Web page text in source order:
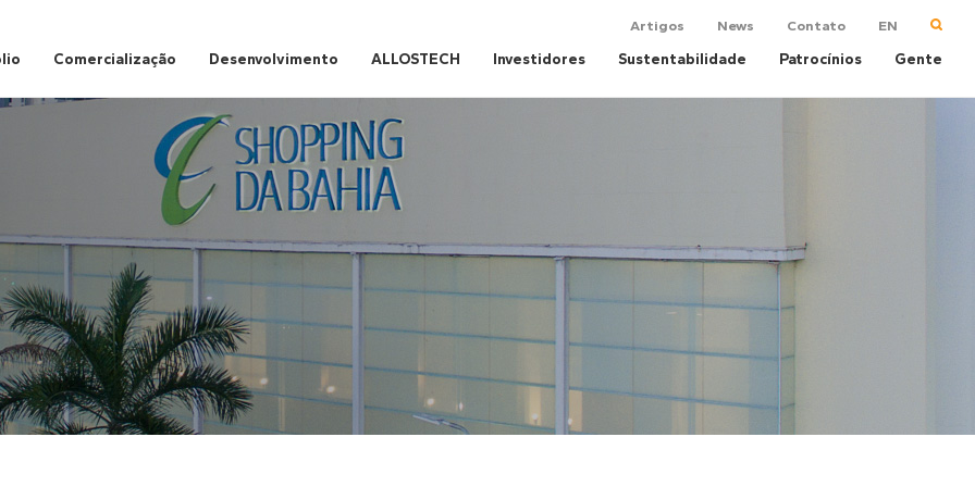
Artigos News Contato EN
Comercialização Desenvolvimento ALLOSTECH Investidores Sustentabilidade Patrocínios Gente